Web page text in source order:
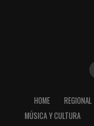
HOME REGIONAL
MÚSICA Y CULTURA